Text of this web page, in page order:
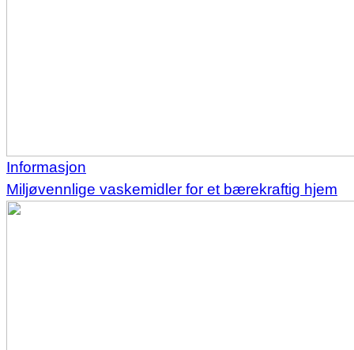
Informasjon
Miljøvennlige vaskemidler for et bærekraftig hjem